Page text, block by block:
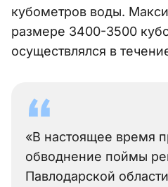
кубометров воды.
размере 3400-3500
осуществлялся в
«В настоящее время
обводнение поймы
Павлодарской